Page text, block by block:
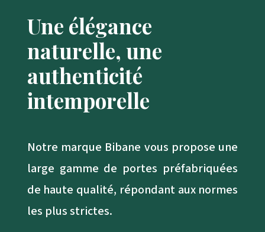
Une élégance
naturelle, une
authenticité
intemporelle
Notre marque Bibane vous propose une
large gamme de portes préfabriquées
de haute qualité, répondant aux normes
les plus strictes.